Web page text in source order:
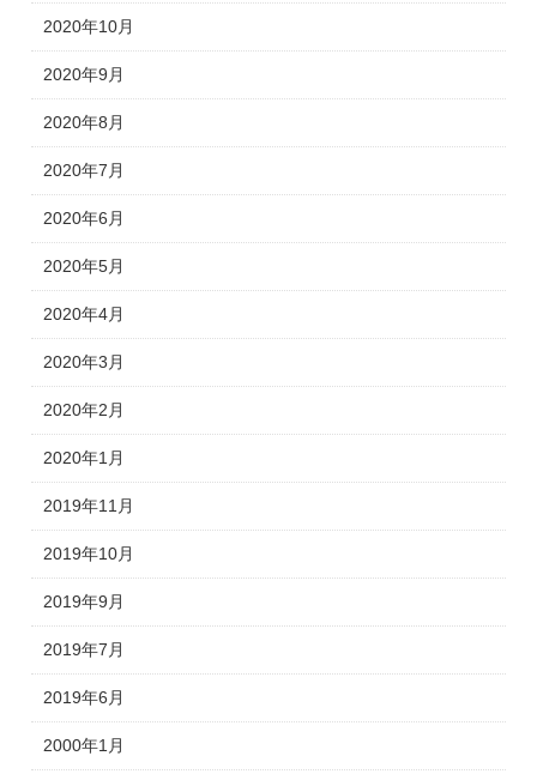
2020年10月
2020年9月
2020年8月
2020年7月
2020年6月
2020年5月
2020年4月
2020年3月
2020年2月
2020年1月
2019年11月
2019年10月
2019年9月
2019年7月
2019年6月
2000年1月